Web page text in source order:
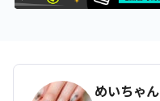
めいちゃん